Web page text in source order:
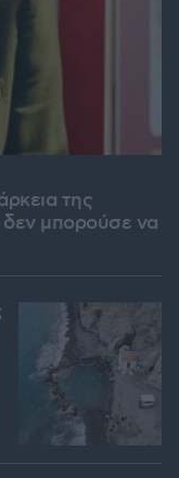
της
δεν μπορούσε να